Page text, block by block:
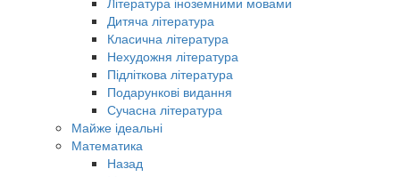
Дитяча література
Класична література
Нехудожня література
Підліткова література
Подарункові видання
Сучасна література
Майже ідеальні
Математика
Назад